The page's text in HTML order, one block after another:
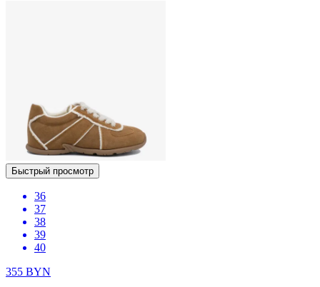
Быстрый просмотр
36
37
38
39
40
355 BYN